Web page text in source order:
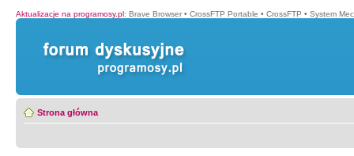
Aktualizacje na programosy.pl: Brave Browser • CrossFTP Portable • CrossFTP • System
Strona główna